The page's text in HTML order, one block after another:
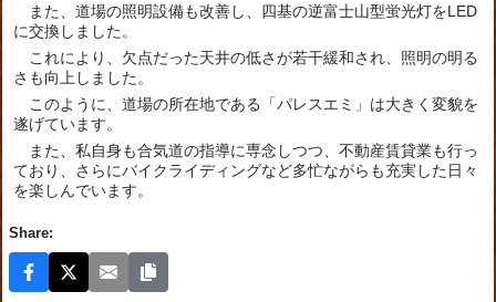
また、道場の照明設備も改善し、四基の逆富士山型蛍光灯をLED
に交換しました。
これにより、欠点だった天井の低さが若干緩和され、照明の明る
さも向上しました。
このように、道場の所在地である「パレスエミ」は大きく変貌を
遂げています。
また、私自身も合気道の指導に専念しつつ、不動産賃貸業も行っ
ており、さらにバイクライディングなど多忙ながらも充実した日々
を楽しんでいます。
Share: